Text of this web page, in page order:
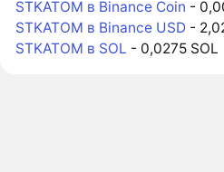
STKATOM в Binance Coin -
STKATOM в Binance USD -
STKATOM в SOL - 0,0275 SOL